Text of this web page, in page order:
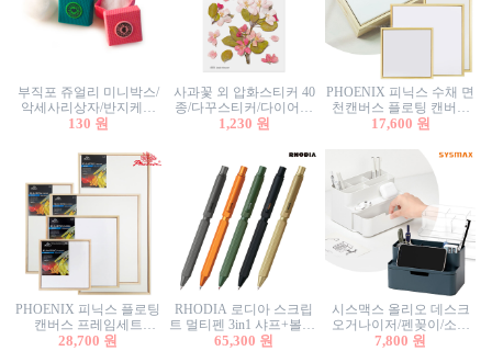
부직포 쥬얼리 미니박스/
악세사리상자/반지케이
스/반지상자/귀걸이상자/
130 원
사과꽃 외 압화스티커 40
종/다꾸스티커/다이어리
꾸미기/꽃스티커/자연물
1,230 원
PHOENIX 피닉스 수채 면
천캔버스 플로팅 캔버스
프레임세트 30x30cm/액자
17,600 원
PHOENIX 피닉스 플로팅
캔버스 프레임세트
50x50cm/액자캔버스/인테
28,700 원
RHODIA 로디아 스크립
트 멀티펜 3in1 샤프+볼펜/
무광택 알루미늄 육각배
65,300 원
시스맥스 올리오 데스크
오거나이저/펜꽂이/소품
꽂이/소품함/정리함/수납
7,800 원